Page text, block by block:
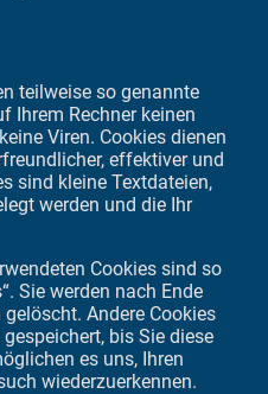
teilweise so genannte
Ihrem Rechner keinen
Viren. Cookies dienen
effektiver und
sind kleine Textdateien,
werden und die Ihr
Cookies sind so
Sie werden nach Ende
Andere Cookies
bis Sie diese
es uns, Ihren
wiederzuerkennen.